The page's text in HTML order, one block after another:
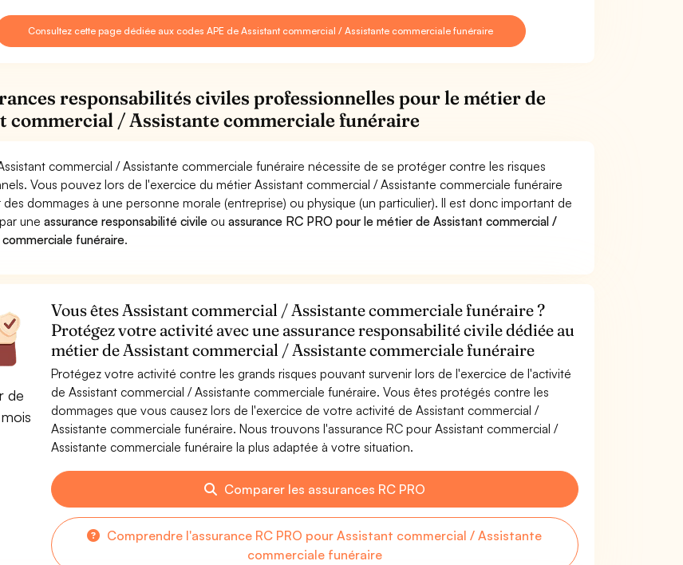
Consultez cette page dédiée aux codes APE de Assistant commercial / Assistante commerciale funéraire
responsabilités civiles professionnelles pour le métier de
commercial / Assistante commerciale funéraire
commercial / Assistante commerciale funéraire nécessite de se protéger contre les risques
Vous pouvez lors de l'exercice du métier Assistant commercial / Assistante commerciale funéraire
dommages à une personne morale (entreprise) ou physique (un particulier). Il est donc important de
uneassurance responsabilité civile ouassurance RC PRO pour le métier de Assistant commercial /
funéraire.
de
Vous êtes Assistant commercial / Assistante commerciale funéraire ?
Protégez votre activité avec une assurance responsabilité civile dédiée au
métier de Assistant commercial / Assistante commerciale funéraire
Protégez votre activité contre les grands risques pouvant survenir lors de l'exercice de l'activité
de Assistant commercial / Assistante commerciale funéraire. Vous êtes protégés contre les
dommages que vous causez lors de l'exercice de votre activité de Assistant commercial /
Assistante commerciale funéraire. Nous trouvons l'assurance RC pour Assistant commercial /
Assistante commerciale funéraire la plus adaptée à votre situation.
Comparer les assurances RC PRO
Comprendre l'assurance RC PRO pour Assistant commercial / Assistante
commerciale funéraire